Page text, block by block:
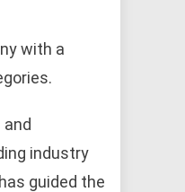
with a
and
industry
guided the